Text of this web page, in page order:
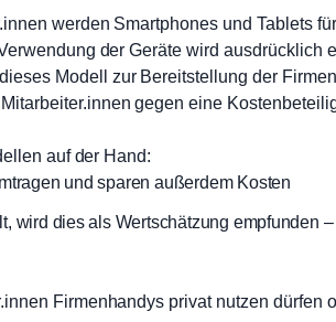
werden Smartphones und Tablets
der Geräte wird ausdrücklich
Modell zur Bereitstellung der
gegen eine
auf der Hand:
und sparen außerdem Kosten
wird dies als Wertschätzung empfunden
Firmenhandys privat nutzen dürfen